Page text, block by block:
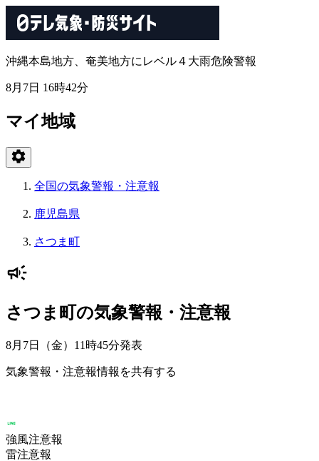
沖縄本島地方、奄美地方にレベル４大雨危険警報
8月7日 16時42分
マイ地域
全国の気象警報・注意報
鹿児島県
さつま町
さつま町の気象警報・注意報
8月7日（金）11時45分発表
気象警報・注意報情報を共有する
強風注意報
雷注意報